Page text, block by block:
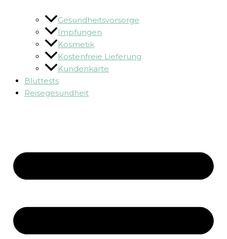
Gesundheitsvorsorge
Impfungen
Kosmetik
Kostenfreie Lieferung
Kundenkarte
Bluttests
Reisegesundheit